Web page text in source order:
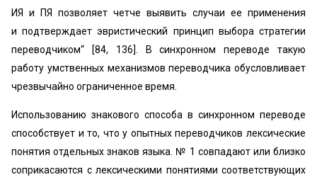
ИЯ и ПЯ позволяет четче выявить случаи ее применения
и подтверждает эвристический принцип выбора стратегии
переводчиком“ [84, 136]. В синхронном переводе такую
работу умственных механизмов переводчика обусловливает
чрезвычайно ограниченное время.
Использованию знакового способа в синхронном переводе
способствует и то, что у опытных переводчиков лексические
понятия отдельных знаков языка. № 1 совпадают или близко
соприкасаются с лексическими понятиями соответствующих